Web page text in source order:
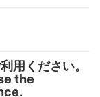
用ください。
the